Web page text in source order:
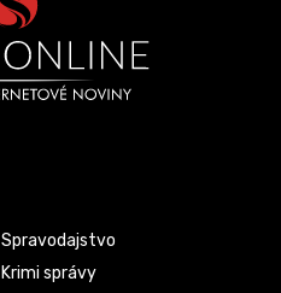
Spravodajstvo
Krimi správy